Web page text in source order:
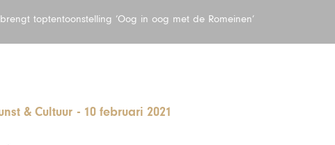
toptentoonstelling ‘Oog in oog met de Romeinen’
& Cultuur - 10 februari 2021